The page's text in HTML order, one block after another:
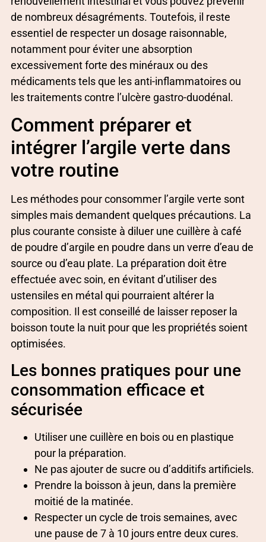
de nombreux désagréments. Toutefois, il reste
essentiel de respecter un dosage raisonnable,
notamment pour éviter une absorption
excessivement forte des minéraux ou des
médicaments tels que les anti-inflammatoires ou
les traitements contre l’ulcère gastro-duodénal.
Comment préparer et
intégrer l’argile verte dans
votre routine
Les méthodes pour consommer l’argile verte sont
simples mais demandent quelques précautions. La
plus courante consiste à diluer une cuillère à café
de poudre d’argile en poudre dans un verre d’eau de
source ou d’eau plate. La préparation doit être
effectuée avec soin, en évitant d’utiliser des
ustensiles en métal qui pourraient altérer la
composition. Il est conseillé de laisser reposer la
boisson toute la nuit pour que les propriétés soient
optimisées.
Les bonnes pratiques pour une
consommation efficace et
sécurisée
Utiliser une cuillère en bois ou en plastique
pour la préparation.
Ne pas ajouter de sucre ou d’additifs artificiels.
Prendre la boisson à jeun, dans la première
moitié de la matinée.
Respecter un cycle de trois semaines, avec
une pause de 7 à 10 jours entre deux cures.